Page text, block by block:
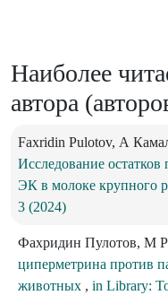
Наиболее
автора
Faxridin Pulotov, А
Исследование
ЭК в молоке крупного
3 (2024)
Фахридин Пулотов, М
циперметрина против
животных , in Library: